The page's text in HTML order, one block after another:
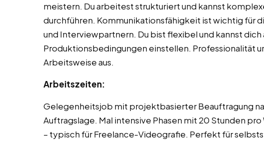
meistern. Du arbeitest strukturiert und kannst
durchführen. Kommunikationsfähigkeit ist wichtig für
und Interviewpartnern. Du bist flexibel und kannst
Produktionsbedingungen einstellen. Professionalität
Arbeitsweise aus.
Arbeitszeiten:
Gelegenheitsjob mit projektbasierter Beauftragung
Auftragslage. Mal intensive Phasen mit 20 Stunden
– typisch für Freelance-Videografie. Perfekt für